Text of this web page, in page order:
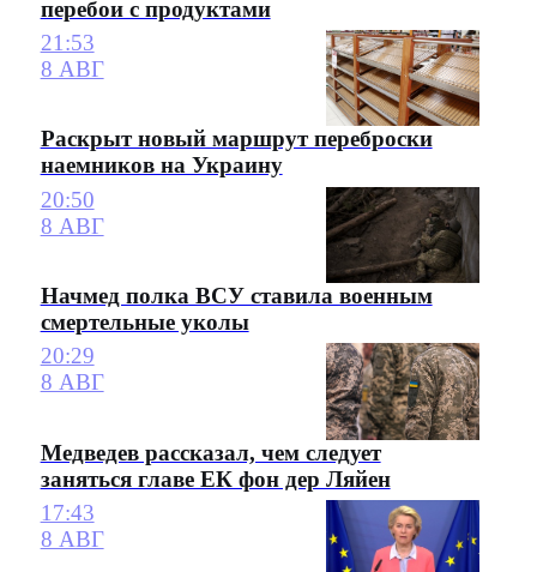
перебои с продуктами
21:53
8 АВГ
Раскрыт новый маршрут переброски
наемников на Украину
20:50
8 АВГ
Начмед полка ВСУ ставила военным
смертельные уколы
20:29
8 АВГ
Медведев рассказал, чем следует
заняться главе ЕК фон дер Ляйен
17:43
8 АВГ